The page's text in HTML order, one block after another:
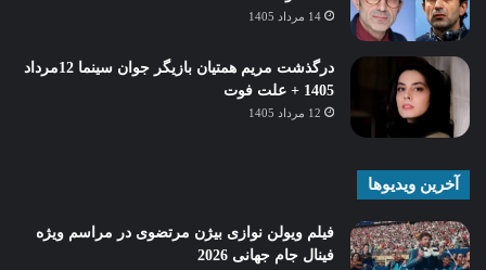
14 مرداد 1405
درگذشت مریم همتیان بازیگر جوان سینما 12مرداد
1405 + علت فوت
12 مرداد 1405
آخرین ویدیوها
فیلم ویولن نوازی بیژن مرتضوی در مراسم ویژه
فینال جام جهانی 2026